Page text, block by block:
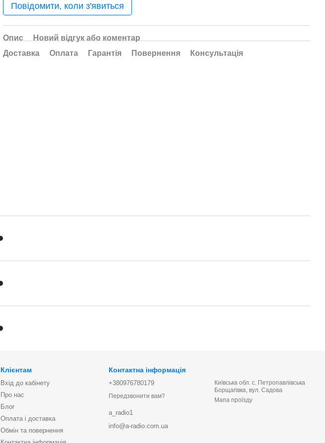
Повідомити, коли з'явиться
Опис
Новий відгук або коментар
Доставка
Оплата Гарантія Повернення Консультація
Клієнтам
Вхід до кабінету
Про нас
Блог
Оплата і доставка
Обмін та повернення
Контактна інформація
+380976780179
Передзвонити вам?
a_radio1
info@a-radio.com.ua
Київська обл. с. Петропавлівська
Борщагівка, вул. Садова
Мапа проїзду